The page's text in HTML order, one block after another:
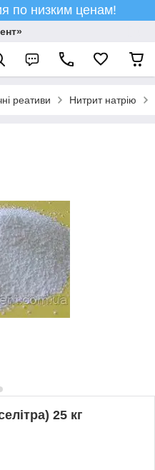
по низким ценам!
реативи Нитрит натрію
25 кг